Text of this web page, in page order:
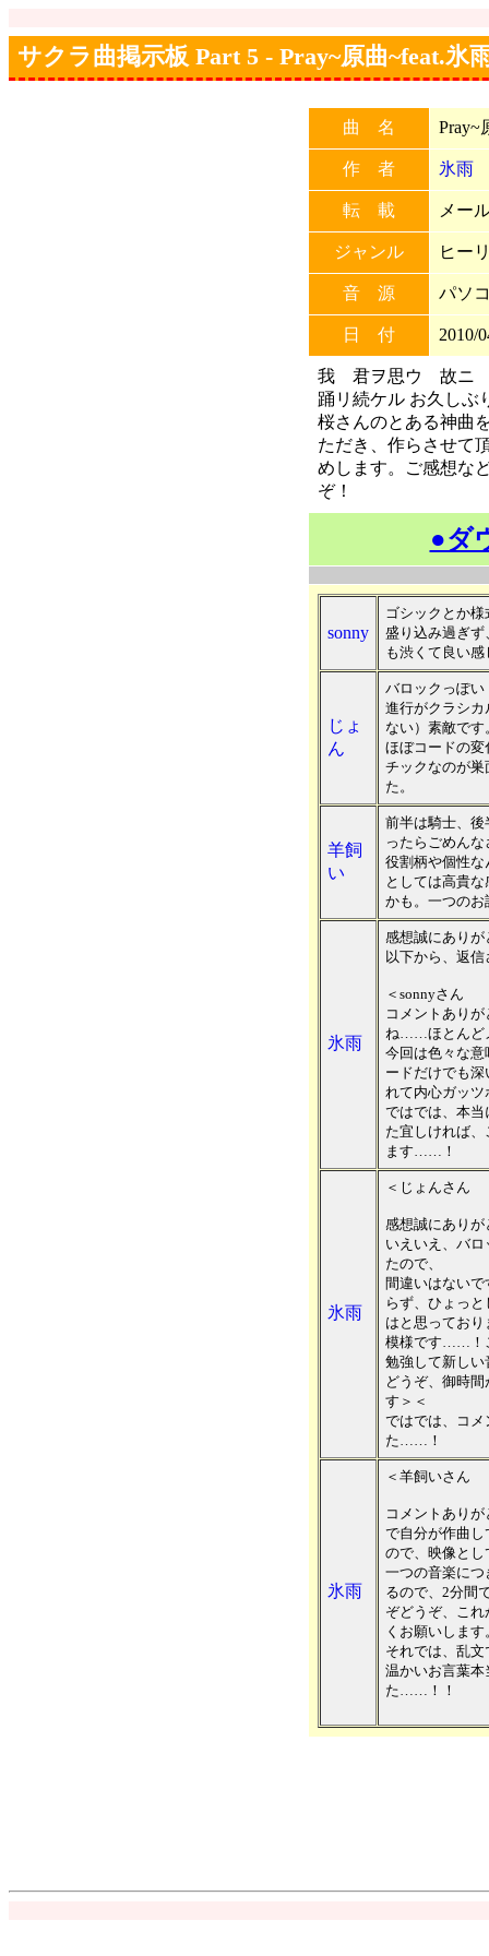
サクラ曲掲示板 Part 5 - Pray~原曲~feat.氷
曲 名 Pray~
作 者 氷雨
転 載 メー
ジャンル ヒー
音 源 パソ
日 付 2010/
我 君ヲ思ウ 故ニ
踊リ続ケル お久しぶ
桜さんのとある神曲
ただき、作らさせて
めします。ご感想な
ぞ！
●ダ
sonny
ゴシックとか
盛り込み過ぎ
も渋くて良い
じょ
ん
バロックっぽ
進行がクラシ
ない）素敵です
ほぼコードの
チックなのが
た。
羊飼
い
前半は騎士、
ったらごめん
役割柄や個性
としては高貴
かも。一つの
氷雨
感想誠にあり
以下から、返
＜sonnyさん
コメントあり
ね……ほとんど
今回は色々な
ードだけでも
れて内心ガッツ
ではでは、本
た宜しければ
ます……！
氷雨
＜じょんさん
感想誠にあり
いえいえ、バ
たので、
間違いはない
らず、ひょっ
はと思ってお
模様です……！
勉強して新し
どうぞ、御時
す＞＜
ではでは、コ
た……！
氷雨
＜羊飼いさん
コメントあり
で自分が作曲
ので、映像と
一つの音楽に
るので、2分間
ぞどうぞ、こ
くお願いします
それでは、乱
温かいお言葉
た……！！